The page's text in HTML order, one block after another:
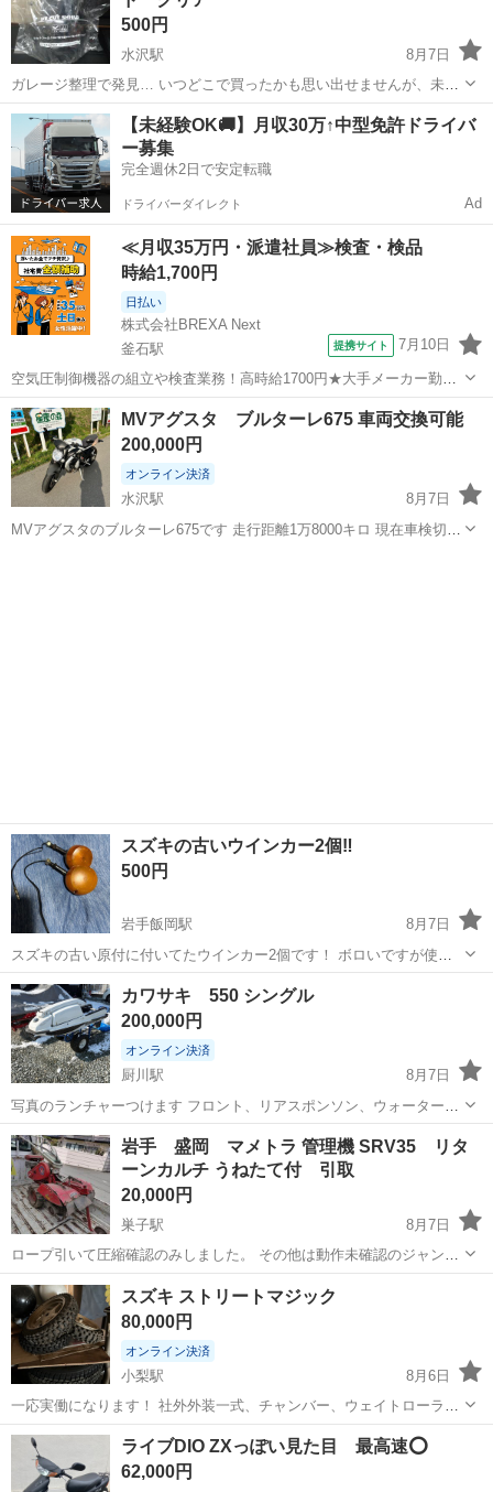
500円
水沢駅
8月7日
ガレージ整理で発見… いつどこで買ったかも思い出せませんが、未使
用の状態です。 大体の一般的なジェッペルには付きます。 3Nお願い
しております。不明な点は納得いくまでご質問なさってからご検討く
ださい。
岩手 奥州市 水沢駅 その他 バブル
【未経験OK🚚】月収30万↑中型免許ドライバ
ー募集
完全週休2日で安定転職
ドライバーダイレクト Ad
≪月収35万円・派遣社員≫検査・検品
時給1,700円
日払い
株式会社BREXA Next
釜石駅
提携サイト 7月10日
空気圧制御機器の組立や検査業務！高時給1700円★大手メーカー勤
務！嬉しい寮費無料！ワンルーム寮完備★マイカー通勤OK＆工場敷地
内に無料駐車場あり★！《岩手県釜石市》 人気の工場のお仕事 ◇空気
圧制御機器（シリンダ、バルブ...
岩手 釜石市 釜石駅 その他
MVアグスタ ブルターレ675 車両交換可能
200,000円
オンライン決済
水沢駅
8月7日
MVアグスタのブルターレ675です 走行距離1万8000キロ 現在車検切
スズキの古いウインカー2個‼️
500円
岩手飯岡駅
8月7日
スズキの古い原付に付いてたウインカー2個です！ ボロいですが使え
ます！ 必要な方如何でしょうか！
岩手 盛岡市 岩手飯岡駅 スズキ
カワサキ 550 シングル
200,000円
オンライン決済
厨川駅
8月7日
写真のランチャーつけます フロント、リアスポンソン、ウォーターボ
ックス、チャンバー、スコープゲートなど色々変えてます 船検なし
書類あり まずは現車確認お願いします
岩手 盛岡市 厨川駅 シングル
岩手 盛岡 マメトラ 管理機 SRV35 リタ
ーンカルチ うねたて付 引取
20,000円
巣子駅
8月7日
ロープ引いて圧縮確認のみしました。 その他は動作未確認のジャンク
扱いにてお願いいたします。 基本的にお引き取りでお願いします。 お
近くでしたら配送可能です。
岩手 滝沢市 巣子駅 その他 リターンカルチ
スズキ ストリートマジック
80,000円
オンライン決済
小梨駅
8月6日
一応実働になります！ 社外外装一式、チャンバー、ウェイトローラ
ー、メインジェットあります！ ホイールも予備で4本あります！2本は
バリ溝新品です、 書類は一応あると思います！ 気になることあったら
聞いてください 写真は後で乗せます
岩手 一関市 小梨駅 ストリートマジック
ライブDIO ZXっぽい見た目 最高速⭕️
62,000円